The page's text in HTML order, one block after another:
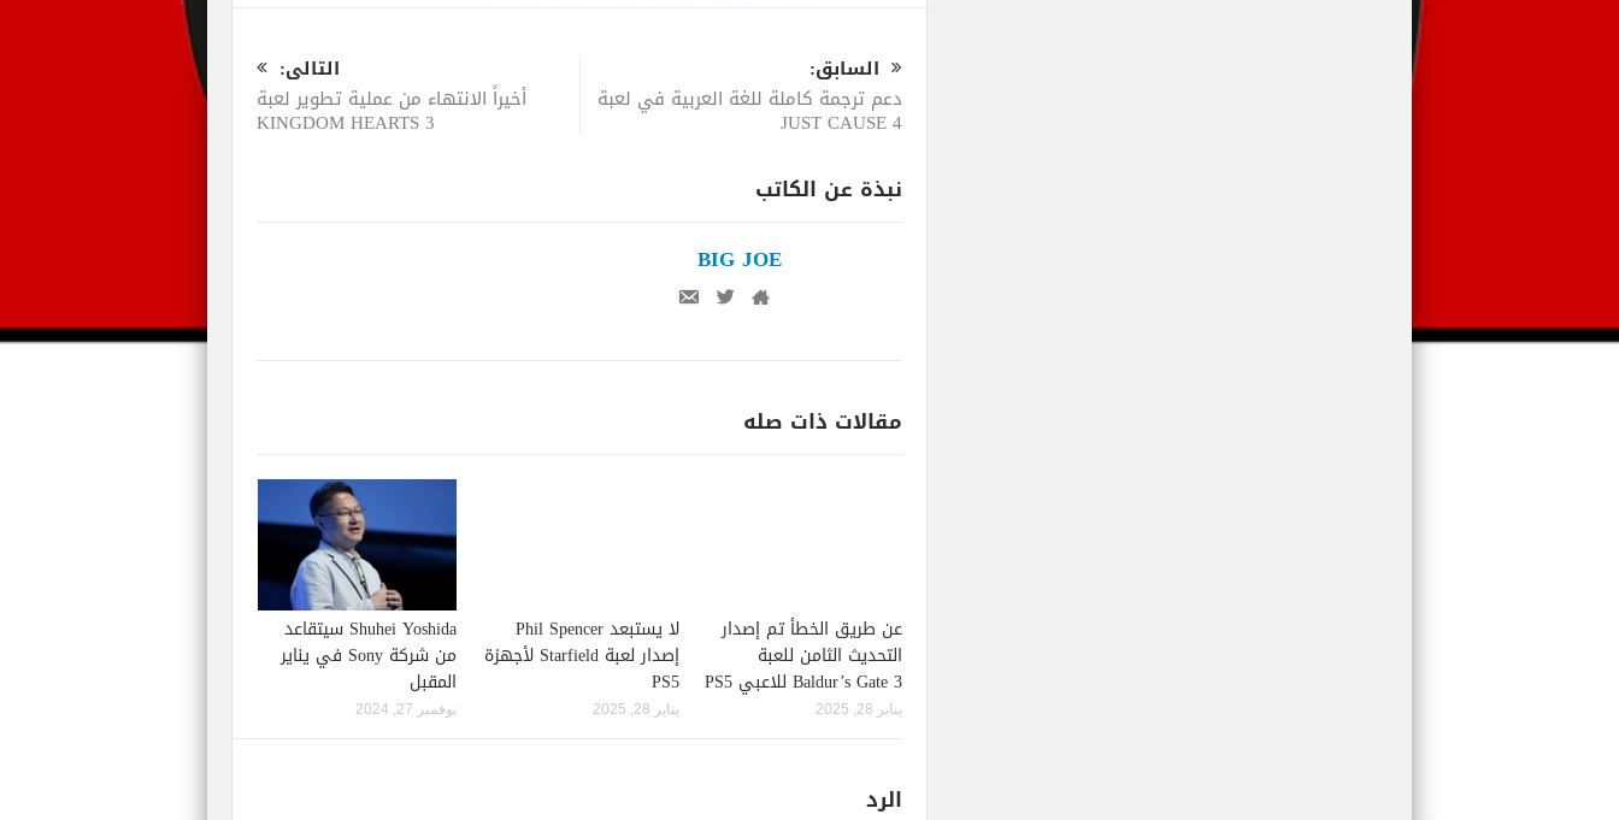
السابق:
دعم ترجمة كاملة للغة العربية في لعبة
JUST CAUSE 4
التالى:
أخيراً الانتهاء من عملية تطوير لعبة
KINGDOM HEARTS 3
نبذة عن الكاتب
BIG JOE
مقالات ذات صله
عن طريق الخطأ تم إصدار
التحديث الثامن للعبة
Baldur’s Gate 3 للاعبي PS5
يناير 28, 2025
لا يستبعد Phil Spencer
إصدار لعبة Starfield لأجهزة
PS5
يناير 28, 2025
Shuhei Yoshida سيتقاعد
من شركة Sony في يناير
المقبل
نوفمبر 27, 2024
الرد